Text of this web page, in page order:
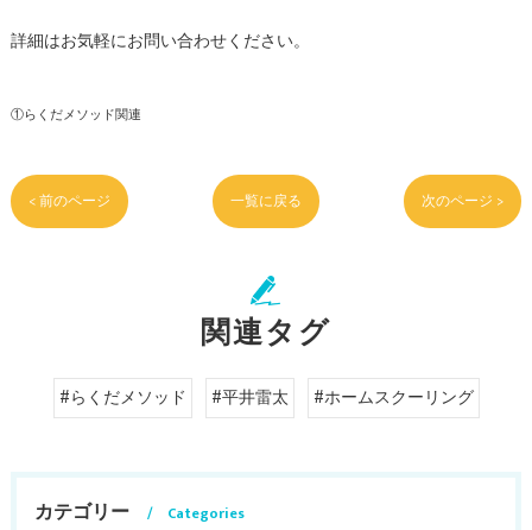
詳細はお気軽にお問い合わせください。
①らくだメソッド関連
< 前のページ 一覧に戻る 次のページ >
関連タグ
#らくだメソッド #平井雷太 #ホームスクーリング
カテゴリー
Categories